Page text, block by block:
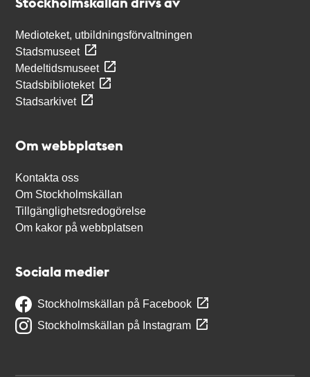
Medioteket, utbildningsförvaltningen
Stadsmuseet
Medeltidsmuseet
Stadsbiblioteket
Stadsarkivet
Om webbplatsen
Kontakta oss
Om Stockholmskällan
Tillgänglighetsredogörelse
Om kakor på webbplatsen
Sociala medier
Stockholmskällan på Facebook
Stockholmskällan på Instagram